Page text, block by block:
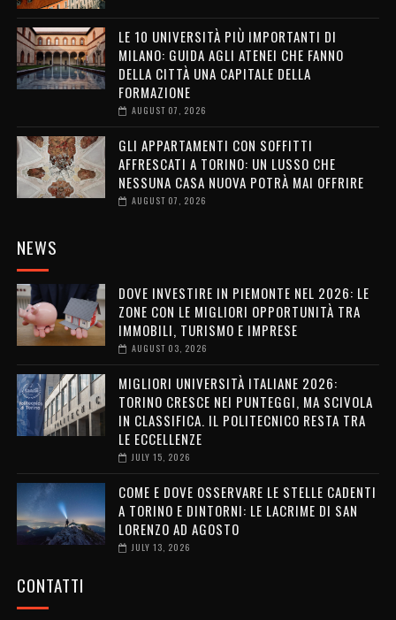
LE 10 UNIVERSITÀ PIÙ IMPORTANTI DI
MILANO: GUIDA AGLI ATENEI CHE FANNO
DELLA CITTÀ UNA CAPITALE DELLA
FORMAZIONE
AUGUST 07, 2026
GLI APPARTAMENTI CON SOFFITTI
AFFRESCATI A TORINO: UN LUSSO CHE
NESSUNA CASA NUOVA POTRÀ MAI OFFRIRE
AUGUST 07, 2026
NEWS
DOVE INVESTIRE IN PIEMONTE NEL 2026: LE
ZONE CON LE MIGLIORI OPPORTUNITÀ TRA
IMMOBILI, TURISMO E IMPRESE
AUGUST 03, 2026
MIGLIORI UNIVERSITÀ ITALIANE 2026:
TORINO CRESCE NEI PUNTEGGI, MA SCIVOLA
IN CLASSIFICA. IL POLITECNICO RESTA TRA
LE ECCELLENZE
JULY 15, 2026
COME E DOVE OSSERVARE LE STELLE CADENTI
A TORINO E DINTORNI: LE LACRIME DI SAN
LORENZO AD AGOSTO
JULY 13, 2026
CONTATTI